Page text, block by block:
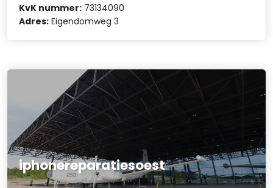
KvK nummer: 73134090
Adres: Eigendomweg 3
iphonereparatiesoest